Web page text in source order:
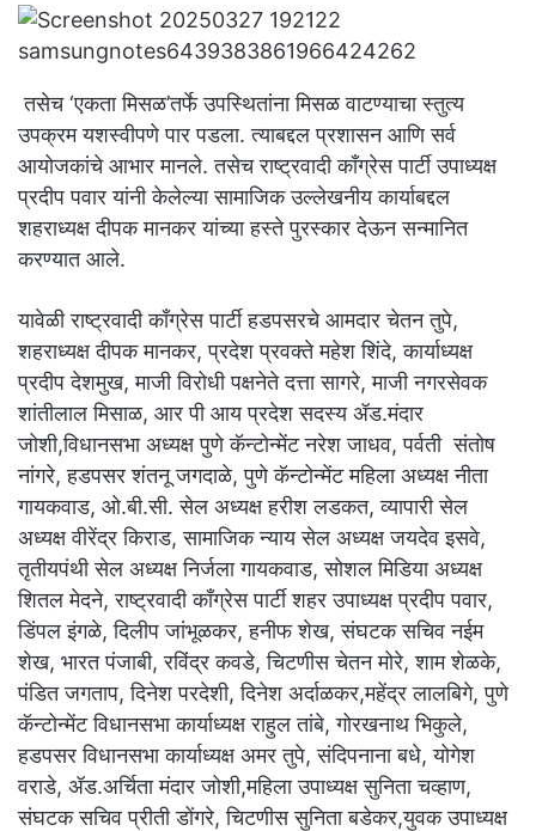
तसेच ‘एकता मिसळ’तर्फे उपस्थितांना मिसळ वाटण्याचा स्तुत्य
उपक्रम यशस्वीपणे पार पडला. त्याबद्दल प्रशासन आणि सर्व
आयोजकांचे आभार मानले. तसेच राष्ट्रवादी काँग्रेस पार्टी उपाध्यक्ष
प्रदीप पवार यांनी केलेल्या सामाजिक उल्लेखनीय कार्याबद्दल
शहराध्यक्ष दीपक मानकर यांच्या हस्ते पुरस्कार देऊन सन्मानित
करण्यात आले.
यावेळी राष्ट्रवादी काँग्रेस पार्टी हडपसरचे आमदार चेतन तुपे,
शहराध्यक्ष दीपक मानकर, प्रदेश प्रवक्ते महेश शिंदे, कार्याध्यक्ष
प्रदीप देशमुख, माजी विरोधी पक्षनेते दत्ता सागरे, माजी नगरसेवक
शांतीलाल मिसाळ, आर पी आय प्रदेश सदस्य ॲड.मंदार
जोशी,विधानसभा अध्यक्ष पुणे कॅन्टोन्मेंट नरेश जाधव, पर्वती संतोष
नांगरे, हडपसर शंतनू जगदाळे, पुणे कॅन्टोन्मेंट महिला अध्यक्ष नीता
गायकवाड, ओ.बी.सी. सेल अध्यक्ष हरीश लडकत, व्यापारी सेल
अध्यक्ष वीरेंद्र किराड, सामाजिक न्याय सेल अध्यक्ष जयदेव इसवे,
तृतीयपंथी सेल अध्यक्ष निर्जला गायकवाड, सोशल मिडिया अध्यक्ष
शितल मेदने, राष्ट्रवादी काँग्रेस पार्टी शहर उपाध्यक्ष प्रदीप पवार,
डिंपल इंगळे, दिलीप जांभूळकर, हनीफ शेख, संघटक सचिव नईम
शेख, भारत पंजाबी, रविंद्र कवडे, चिटणीस चेतन मोरे, शाम शेळके,
पंडित जगताप, दिनेश परदेशी, दिनेश अर्दाळकर,महेंद्र लालबिगे, पुणे
कॅन्टोन्मेंट विधानसभा कार्याध्यक्ष राहुल तांबे, गोरखनाथ भिकुले,
हडपसर विधानसभा कार्याध्यक्ष अमर तुपे, संदिपनाना बधे, योगेश
वराडे, ॲड.अर्चिता मंदार जोशी,महिला उपाध्यक्ष सुनिता चव्हाण,
संघटक सचिव प्रीती डोंगरे, चिटणीस सुनिता बडेकर,युवक उपाध्यक्ष